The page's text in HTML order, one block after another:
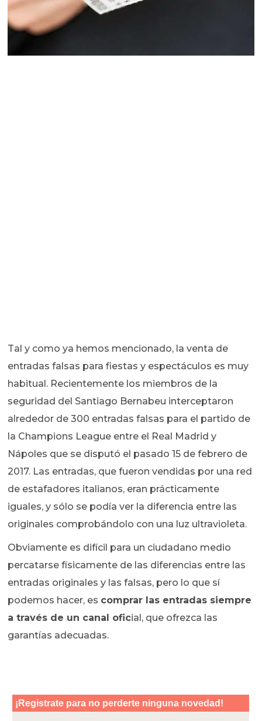
Tal y como ya hemos mencionado, la venta de
entradas falsas para fiestas y espectáculos es muy
habitual. Recientemente los miembros de la
seguridad del Santiago Bernabeu interceptaron
alrededor de 300 entradas falsas para el partido de
la Champions League entre el Real Madrid y
Nápoles que se disputó el pasado 15 de febrero de
2017. Las entradas, que fueron vendidas por una red
de estafadores italianos, eran prácticamente
iguales, y sólo se podía ver la diferencia entre las
originales comprobándolo con una luz ultravioleta.
Obviamente es difícil para un ciudadano medio
percatarse físicamente de las diferencias entre las
entradas originales y las falsas, pero lo que sí
podemos hacer, es comprar las entradas siempre
a través de un canal oficial, que ofrezca las
garantías adecuadas.